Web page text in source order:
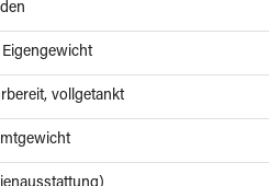
vollgetankt